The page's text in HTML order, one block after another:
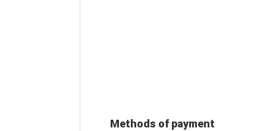
Methods of payment